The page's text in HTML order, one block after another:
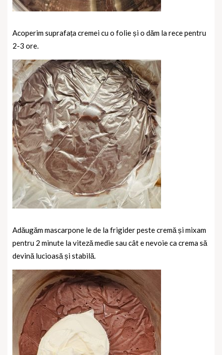
Acoperim suprafața cremei cu o folie și o dăm la rece pentru
2-3 ore.
Adăugăm mascarpone le de la frigider peste cremă și mixam
pentru 2 minute la viteză medie sau cât e nevoie ca crema să
devină lucioasă și stabilă.